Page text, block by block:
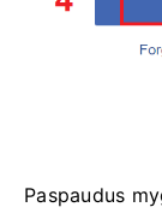
Paspaudus